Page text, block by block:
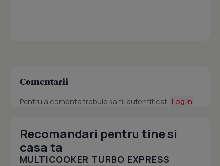
Comentarii
Pentru a comenta trebuie sa fii autentificat. Log in
Recomandari pentru tine si
casa ta
MULTICOOKER TURBO EXPRESS